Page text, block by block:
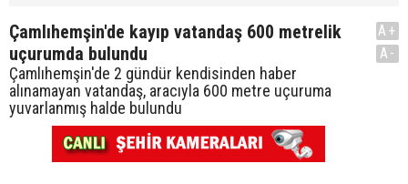
Çamlıhemşin'de kayıp vatandaş 600 metrelik
uçurumda bulundu
Çamlıhemşin'de 2 gündür kendisinden haber
alınamayan vatandaş, aracıyla 600 metre uçuruma
yuvarlanmış halde bulundu
A+
A-